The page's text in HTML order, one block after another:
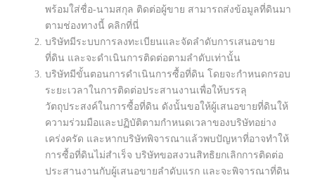
พร้อมใส่ชื่อ-นามสกุล ติดต่อผู้ขาย สามารถส่งข้อมูลที่ดินมา
ตามช่องทางนี้ คลิกที่นี่
บริษัทมีระบบการลงทะเบียนและจัดลำดับการเสนอขาย
ที่ดิน และจะดำเนินการติดต่อตามลำดับเท่านั้น
บริษัทมีขั้นตอนการดำเนินการซื้อที่ดิน โดยจะกำหนดกรอบ
ระยะเวลาในการติดต่อประสานงานเพื่อให้บรรลุ
วัตถุประสงค์ในการซื้อที่ดิน ดังนั้นขอให้ผู้เสนอขายที่ดินให้
ความร่วมมือและปฏิบัติตามกำหนดเวลาของบริษัทอย่าง
เคร่งครัด และหากบริษัทพิจารณาแล้วพบปัญหาที่อาจทำให้
การซื้อที่ดินไม่สำเร็จ บริษัทขอสงวนสิทธิยกเลิกการติดต่อ
ประสานงานกับผู้เสนอขายลำดับแรก และจะพิจารณาที่ดิน